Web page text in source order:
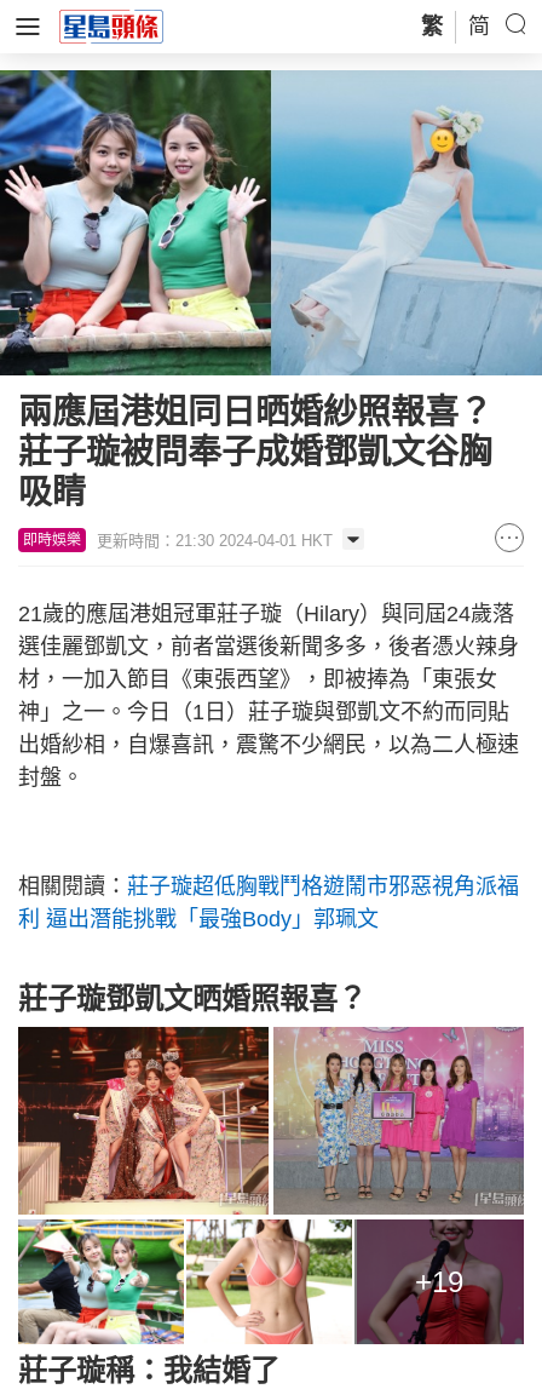
繁 简
兩應屆港姐同日晒婚紗照報喜？
莊子璇被問奉子成婚鄧凱文谷胸
吸睛
即時娛樂 更新時間：21:30 2024-04-01 HKT
21歲的應屆港姐冠軍莊子璇（Hilary）與同屆24歲落
選佳麗鄧凱文，前者當選後新聞多多，後者憑火辣身
材，一加入節目《東張西望》，即被捧為「東張女
神」之一。今日（1日）莊子璇與鄧凱文不約而同貼
出婚紗相，自爆喜訊，震驚不少網民，以為二人極速
封盤。
相關閱讀： 莊子璇超低胸戰鬥格遊鬧市邪惡視角派福
利 逼出潛能挑戰「最強Body」郭珮文
莊子璇鄧凱文晒婚照報喜？
+19
莊子璇稱：我結婚了